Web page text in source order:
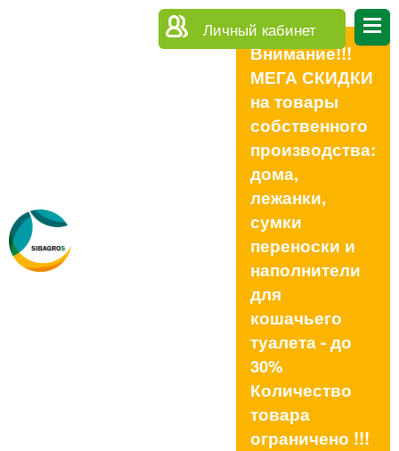
Личный кабинет
Внимание!!!
МЕГА СКИДКИ
на товары
собственного
производства:
дома,
лежанки,
сумки
переноски и
наполнители
для
кошачьего
туалета - до
30%
Количество
товара
ограничено !!!